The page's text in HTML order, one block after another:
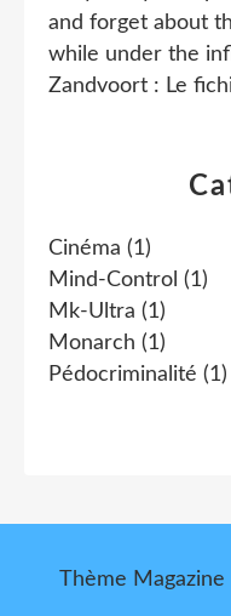
Cinéma (1)
Mind-Control (1)
Mk-Ultra (1)
Monarch (1)
Pédocriminalité (1)
and forget about
while under the
Zandvoort : Le
Thème